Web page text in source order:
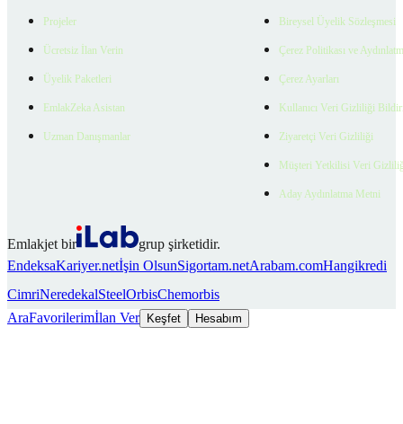
Projeler
Ücretsiz İlan Verin
Üyelik Paketleri
EmlakZeka Asistan
Uzman Danışmanlar
Bireysel Üyelik Sözleşmesi
Çerez Politikası ve
Çerez Ayarları
Kullanıcı Veri Gizliliği
Ziyaretçi Veri Gizliliği
Müşteri Yetkilisi Veri
Aday Aydınlatma Metni
Emlakjet bir
grup şirketidir.
EndeksaKariyer.netİşin OlsunSigortam.netArabam.comHangikredi
CimriNeredekalSteelOrbisChemorbis
AraFavorilerimİlan Ver Keşfet Hesabım